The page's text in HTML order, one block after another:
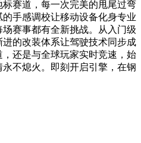
赛道，每一次完美的甩尾过弯
手感调校让移动设备化身专业
赛事都有全新挑战。从入门级
的改装体系让驾驶技术同步成
还是与全球玩家实时竞速，始
不熄火。即刻开启引擎，在钢